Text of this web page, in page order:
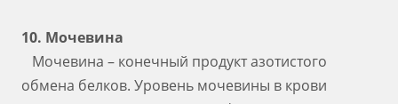
10. Мочевина
Мочевина – конечный продукт азотистого
обмена белков. Уровень мочевины в крови